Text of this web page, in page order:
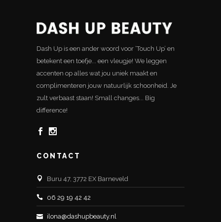
Dash Up is een ander woord voor ‘Touch Up’ en
betekent een toefje... een vleugje! We leggen
accenten op alles wat jou uniek maakt en
complimenteren jouw natuurlijk schoonheid. Je
zult verbaast staan! Small changes... Big
difference!
CONTACT
Buru 47, 3772 EX Barneveld
06 29 19 42 42
ilona@dashupbeauty.nl